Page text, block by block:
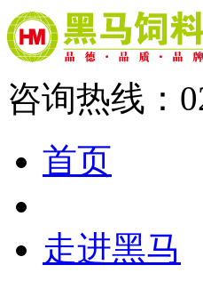
咨询热线：
首页
走进黑马